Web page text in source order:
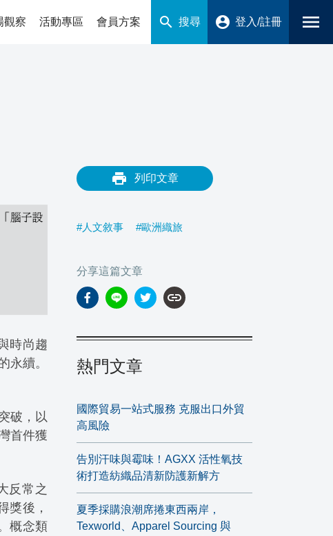
觀察 活動專區 會員方案 search 搜尋 account_circle 登入/註冊 menu
時尚趨
永續。
破，以
首件獲
反常之
獎後，
概念類
print 列印文章
#人文敘事 #歐洲織旅
分享這篇文章
link
熱門文章
國際貿易一站式服務 克服出口外貿
高風險
告別汗味與霉味！AGXX 活性氧技
術打造紡織品清新防護新解方
夏季採購浪潮席捲東西兩岸，
Texworld、Apparel Sourcing 與